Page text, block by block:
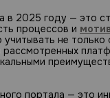
в 2025 году — это
процессов и
не
рассмотренных
портала — это